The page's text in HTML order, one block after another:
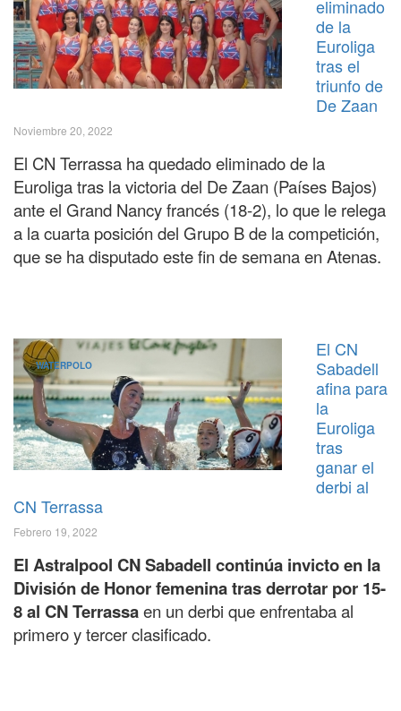
eliminado
de la
Euroliga
tras el
triunfo de
De Zaan
Noviembre 20, 2022
El CN Terrassa ha quedado eliminado de la
Euroliga tras la victoria del De Zaan (Países Bajos)
ante el Grand Nancy francés (18-2), lo que le relega
a la cuarta posición del Grupo B de la competición,
que se ha disputado este fin de semana en Atenas.
WATERPOLO
El CN
Sabadell
afina para
la
Euroliga
tras
ganar el
derbi al
CN Terrassa
Febrero 19, 2022
El Astralpool CN Sabadell continúa invicto en la
División de Honor femenina tras derrotar por 15-
8 al CN Terrassaen un derbi que enfrentaba al
primero y tercer clasificado.